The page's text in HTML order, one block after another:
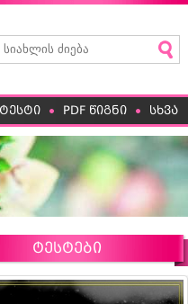
ტესტი PDF წიგნი სხვა
ტესტები